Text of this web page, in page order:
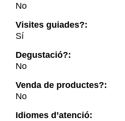
No
Visites guiades?:
Sí
Degustació?:
No
Venda de productes?:
No
Idiomes d’atenció: